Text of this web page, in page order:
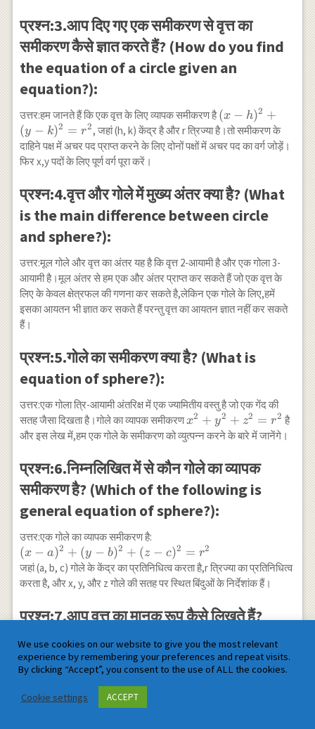
प्रश्न:3.आप दिए गए एक समीकरण से वृत्त का
समीकरण कैसे ज्ञात करते हैं? (How do you find
the equation of a circle given an
equation?):
उत्तर:हम जानते हैं कि एक वृत्त के लिए व्यापक समीकरण है( x
- h
)^2
- k
)^2
=
(x − h)2 +
(y − k)2 = r2 , जहां (h, k) केंद्र है और r त्रिज्या है।तो समीकरण के
दाहिने पक्ष में अचर पद प्राप्त करने के लिए दोनों पक्षों में अचर पद का वर्ग जोड़ें।
फिर x,y पदों के लिए पूर्ण वर्ग पूरा करें।
प्रश्न:4.वृत्त और गोले में मुख्य अंतर क्या है? (What
is the main difference between circle
and sphere?):
उत्तर:मूल गोले और वृत्त का अंतर यह है कि वृत्त 2-आयामी है और एक गोला 3-
आयामी है।मूल अंतर से हम एक और अंतर प्राप्त कर सकते हैं जो एक वृत्त के
लिए के केवल क्षेत्रफल की गणना कर सकते है,लेकिन एक गोले के लिए,हमें
इसका आयतन भी ज्ञात कर सकते हैं परन्तु वृत्त का आयतन ज्ञात नहीं कर सकते
हैं।
प्रश्न:5.गोले का समीकरण क्या है? (What is
equation of sphere?):
उत्तर:एक गोला त्रि-आयामी अंतरिक्ष में एक ज्यामितीय वस्तु है जो एक गेंद की
सतह जैसा दिखता है।गोले का व्यापक समीकरणx^2
+
+
z^2
=
r^2
x2 + y2 + z2 = r2 है
और इस लेख में,हम एक गोले के समीकरण को व्युत्पन्न करने के बारे में जानेंगे।
प्रश्न:6.निम्नलिखित में से कौन गोले का व्यापक
समीकरण है? (Which of the following is
general equation of sphere?):
उत्तर:एक गोले का व्यापक समीकरण है:
(x -
a)^{2}
+ (y -
+ (z -
=
r^{2}
(x − a)2 + (y − b)2 + (z − c)2 = r2
जहां (a, b, c) गोले के केंद्र का प्रतिनिधित्व करता है,r त्रिज्या का प्रतिनिधित्व
करता है, और x, y, और z गोले की सतह पर स्थित बिंदुओं के निर्देशांक हैं।
प्रश्न:7.आप वृत्त का मानक रूप कैसे लिखते हैं?
(How do you write the standard form of
a circle?):
उत्तर:एक वृत्त के समीकरण का मानक रूप है:
(x-
(x − h)2 + (y k)2 =
We use cookies on our website to give you the most relevant
experience by remembering your preferences and repeat visits.
By clicking “Accept”, you consent to the use of ALL the cookies.
Cookie settings ACCEPT